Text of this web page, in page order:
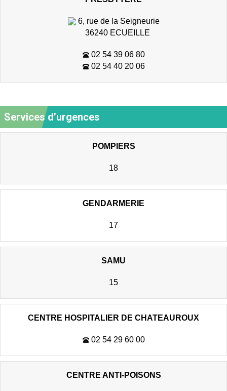
6, rue de la Seigneurie
36240 ECUEILLE
02 54 39 06 80
02 54 40 20 06
Services d’urgences
POMPIERS
18
GENDARMERIE
17
SAMU
15
CENTRE HOSPITALIER DE CHATEAUROUX
02 54 29 60 00
CENTRE ANTI-POISONS